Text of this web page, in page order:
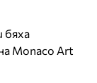
бяха
Monaco Art